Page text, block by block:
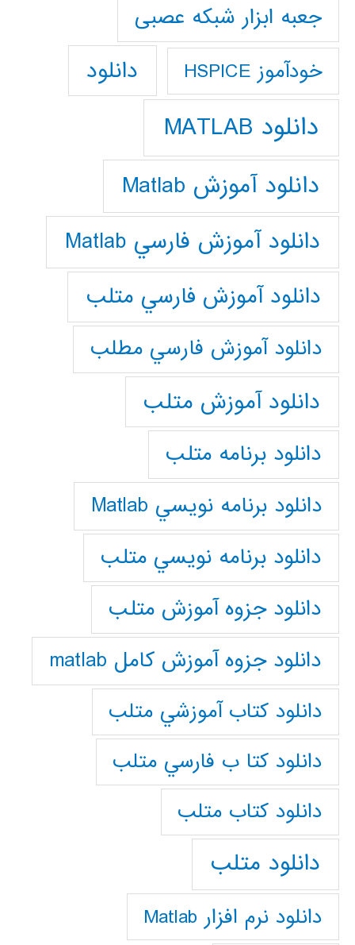
جعبه ابزار شبکه عصبی
خودآموز HSPICE دانلود
دانلود MATLAB
دانلود آموزش Matlab
دانلود آموزش فارسي Matlab
دانلود آموزش فارسي متلب
دانلود آموزش فارسي مطلب
دانلود آموزش متلب
دانلود برنامه متلب
دانلود برنامه نويسي Matlab
دانلود برنامه نويسي متلب
دانلود جزوه آموزش متلب
دانلود جزوه آموزش کامل matlab
دانلود كتاب آموزشي متلب
دانلود كتا ب فارسي متلب
دانلود كتاب متلب
دانلود متلب
دانلود نرم افزار Matlab